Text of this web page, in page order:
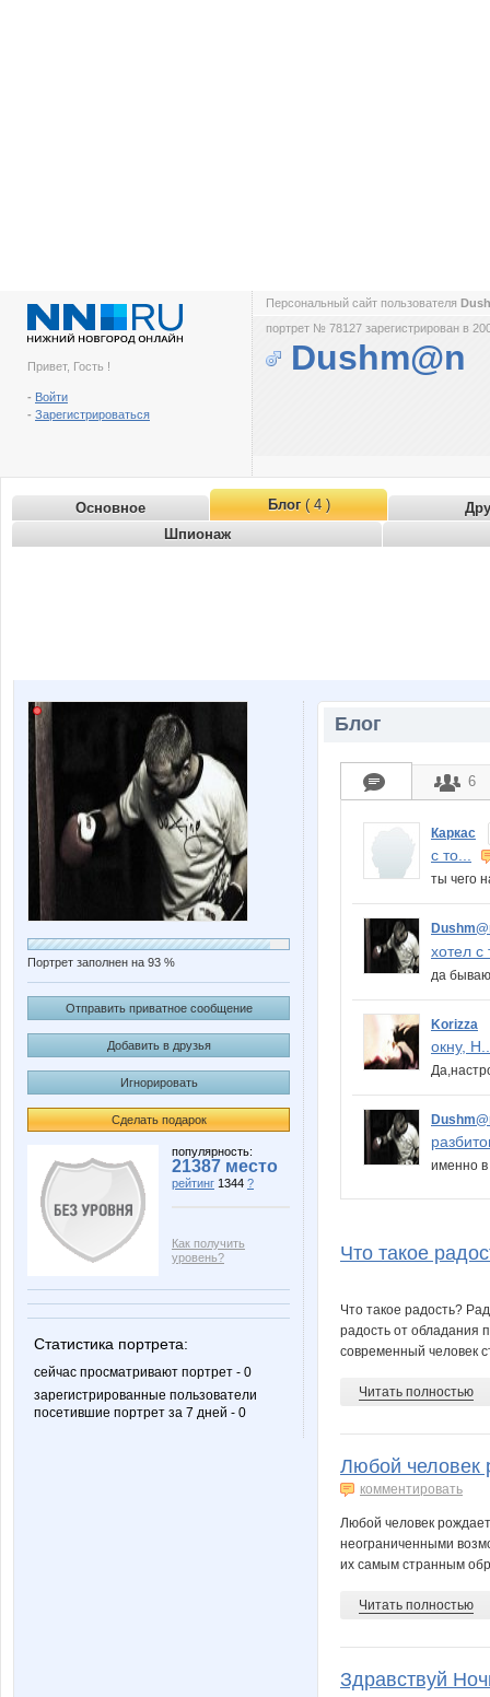
Привет, Гость !
- Войти
- Зарегистрироваться
Персональный сайт пользователя
портрет № 78127 зарегистрирован в
Dushm@n
Основное Блог( 4 )
Шпионаж
Портрет заполнен на 93 %
Отправить приватное сообщение
Добавить в друзья
Игнорировать
Сделать подарок
популярность:
21387 место
рейтинг 1344 ?
Как получить
уровень?
Статистика портрета:
сейчас просматривают портрет - 0
зарегистрированные пользователи
посетившие портрет за 7 дней - 0
Блог
6
Каркас
с то...
ты чего
хотел с
да
Korizza
окну,
именно
Что такое
Что такое радость?
радость от обладания
современный человек
Читать полностью
Любой человек
комментировать
Любой человек
неограниченными
их самым странным
Читать полностью
Здравствуй